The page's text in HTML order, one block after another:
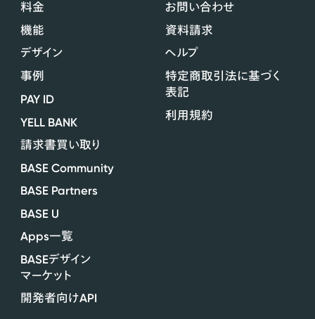
料金
機能
デザイン
事例
PAY ID
YELL BANK
請求書買い取り
BASE Community
BASE Partners
BASE U
Apps一覧
BASEデザイン
マーケット
開発者向けAPI
お問い合わせ
資料請求
ヘルプ
特定商取引法に基づく
表記
利用規約